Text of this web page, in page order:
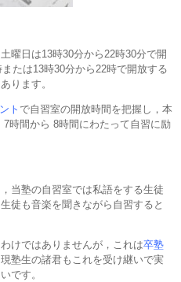
曜日は13時30分から22時30分で開
たは13時30分から22時で開放する
ります。
ト で自習室の開放時間を把握し，本
時間から 8時間にわたって自習に励
当塾の自習室では私語をする生徒
徒も音楽を聞きながら自習すると
けではありませんが，これは卒塾
塾生の諸君もこれを受け継いで実
です。